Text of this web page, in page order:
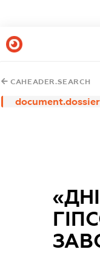
CAHEADER.SEARCH
document.dossier